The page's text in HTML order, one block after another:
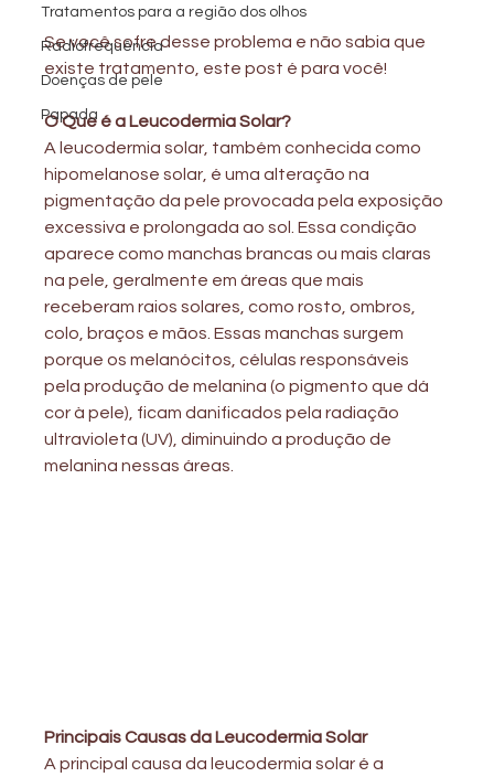
Tratamentos para a região dos olhos
Radiofrequência
Doenças de pele
Papada
Se você sofre desse problema e não sabia que
existe tratamento, este post é para você!
O Que é a Leucodermia Solar?
A leucodermia solar, também conhecida como
hipomelanose solar, é uma alteração na
pigmentação da pele provocada pela exposição
excessiva e prolongada ao sol. Essa condição
aparece como manchas brancas ou mais claras
na pele, geralmente em áreas que mais
receberam raios solares, como rosto, ombros,
colo, braços e mãos. Essas manchas surgem
porque os melanócitos, células responsáveis
pela produção de melanina (o pigmento que dá
cor à pele), ficam danificados pela radiação
ultravioleta (UV), diminuindo a produção de
melanina nessas áreas.
Principais Causas da Leucodermia Solar
A principal causa da leucodermia solar é a